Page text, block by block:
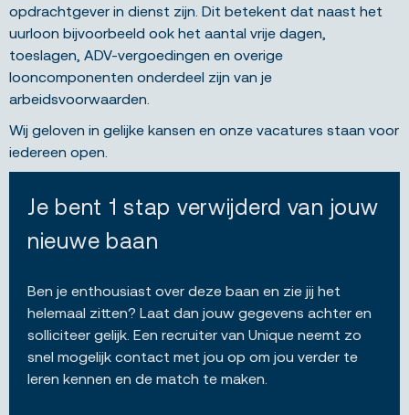
opdrachtgever in dienst zijn. Dit betekent dat naast het
uurloon bijvoorbeeld ook het aantal vrije dagen,
toeslagen, ADV-vergoedingen en overige
looncomponenten onderdeel zijn van je
arbeidsvoorwaarden.
Wij geloven in gelijke kansen en onze vacatures staan voor
iedereen open.
Je bent 1 stap verwijderd van jouw
nieuwe baan
Ben je enthousiast over deze baan en zie jij het
helemaal zitten? Laat dan jouw gegevens achter en
solliciteer gelijk. Een recruiter van Unique neemt zo
snel mogelijk contact met jou op om jou verder te
leren kennen en de match te maken.